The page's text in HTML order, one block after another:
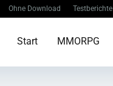
Ohne Download Testberichte
Start MMORPG